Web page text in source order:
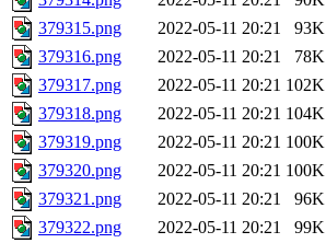
379315.png
2022-05-11 20:21
93K
379316.png
2022-05-11 20:21
78K
379317.png
2022-05-11 20:21 102K
379318.png
2022-05-11 20:21 104K
379319.png
2022-05-11 20:21 100K
379320.png
2022-05-11 20:21 100K
379321.png
2022-05-11 20:21
96K
379322.png
2022-05-11 20:21
99K